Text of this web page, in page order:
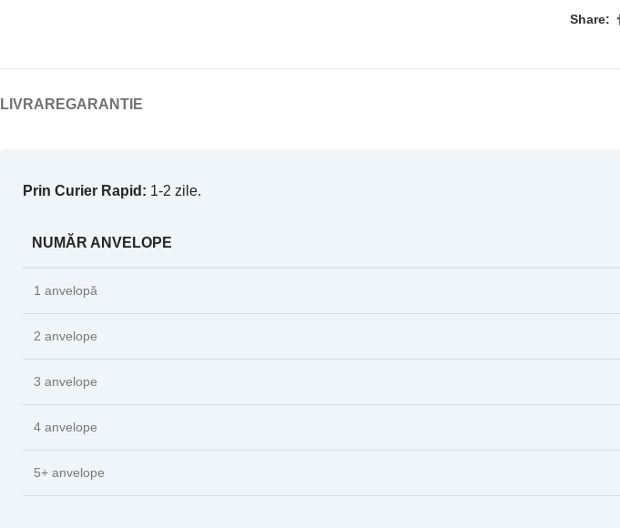
Share:
LIVRAREGARANTIE
Prin Curier Rapid: 1-2 zile.
NUMĂR ANVELOPE
1 anvelopă
2 anvelope
3 anvelope
4 anvelope
5+ anvelope